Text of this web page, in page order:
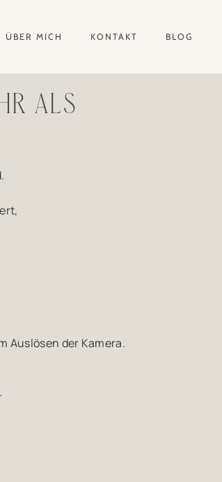
ÜBER MICH KONTAKT BLOG
ALS
Auslösen der Kamera.